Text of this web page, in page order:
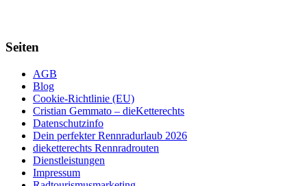
Seiten
AGB
Blog
Cookie-Richtlinie (EU)
Cristian Gemmato – dieKetterechts
Datenschutzinfo
Dein perfekter Rennradurlaub 2026
dieketterechts Rennradrouten
Dienstleistungen
Impressum